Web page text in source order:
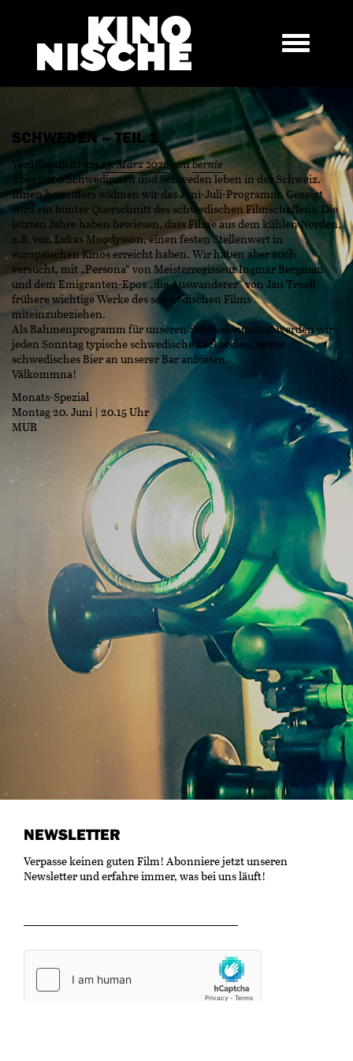
SCHWEDEN – TEIL 1
Veröffentlicht am15. März 2026vonbernie
Über 6000 Schwedinnen und Schweden leben in der Schweiz.
Ihnen besonders widmen wir das Juni-Juli-Programm. Gezeigt
wird ein bunter Querschnitt des schwedischen Filmschaffens. Die
letzten Jahre haben bewiesen, dass Filme aus dem kühlen Norden,
z.B. von Lukas Moodysson, einen festen Stellenwert in
europäischen Kinos erreicht haben. Wir haben aber auch
versucht, mit „Persona“ von Meisterregisseur Ingmar Bergman
und dem Emigranten-Epos „die Auswanderer“ von Jan Troell
frühere wichtige Werke des schwedischen Films
miteinzubeziehen.
Als Rahmenprogramm für unseren Schwedenmonat werden wir
jeden Sonntag typische schwedische Leckereien, sowie
schwedisches Bier an unserer Bar anbieten.
Välkommna!
Monats-Spezial
Montag 20. Juni | 20.15 Uhr
MUR
NEWSLETTER
Verpasse keinen guten Film! Abonniere jetzt unseren
Newsletter und erfahre immer, was bei uns läuft!